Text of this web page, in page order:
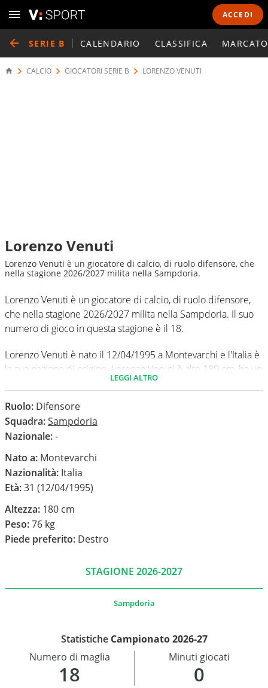
ACCEDI
SERIE B CALENDARIO CLASSIFICA
CALCIO GIOCATORI SERIE B LORENZO VENUTI
Lorenzo Venuti
Lorenzo Venuti è un giocatore di calcio, di ruolo difensore, che
nella stagione 2026/2027 milita nella Sampdoria.
Lorenzo Venuti è un giocatore di calcio, di ruolo difensore,
che nella stagione 2026/2027 milita nella Sampdoria. Il suo
numero di gioco in questa stagione è il 18.
Lorenzo Venuti è nato il 12/04/1995 a Montevarchi e l'Italia è
la sua nazione di origine. Lorenzo Venuti è alto 180 cm, ha un
peso medio di 76 kg. Il suo piede di calcio in via
In questa stagione ha disputato nel campionato Serie B 0
partite e non ha segnato nessun gol.
LEGGI ALTRO
Ruolo: Difensore
Squadra:Sampdoria
Nazionale:-
Nato a: Montevarchi
Nazionalità: Italia
Età:31 (12/04/1995)
Altezza: 180 cm
Peso:76 kg
Piede preferito: Destro
STAGIONE 2026-2027
Sampdoria
Statistiche Campionato 2026-27
18
Numero di maglia
0
Minuti giocati